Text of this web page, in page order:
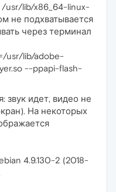
/usr/lib/x86_64-linux-
не подхватывается
через терминал
usr/lib/adobe-
--ppapi-flash-
звук идет, видео не
На некоторых
4.9.130-2 (2018-